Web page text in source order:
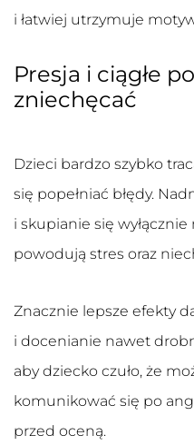
i łatwiej utrzymuje
Presja i ciągłe
zniechęcać
Dzieci bardzo szybko
się popełniać błędy.
i skupianie się
powodują stres oraz
Znacznie lepsze efekty
i docenianie nawet
aby dziecko czuło, że
komunikować się po
przed oceną.